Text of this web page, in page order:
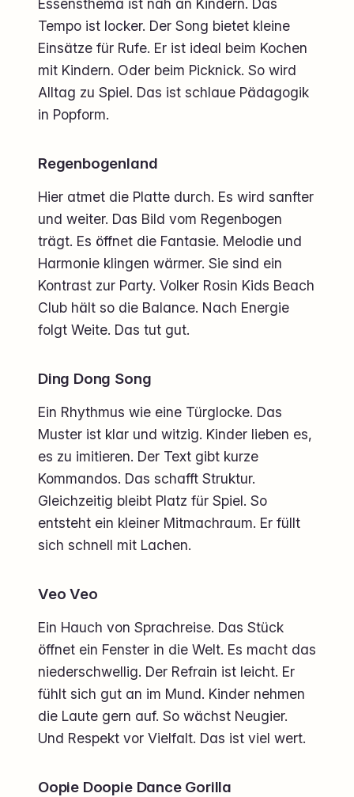
Essensthema ist nah an Kindern. Das
Tempo ist locker. Der Song bietet kleine
Einsätze für Rufe. Er ist ideal beim Kochen
mit Kindern. Oder beim Picknick. So wird
Alltag zu Spiel. Das ist schlaue Pädagogik
in Popform.
Regenbogenland
Hier atmet die Platte durch. Es wird sanfter
und weiter. Das Bild vom Regenbogen
trägt. Es öffnet die Fantasie. Melodie und
Harmonie klingen wärmer. Sie sind ein
Kontrast zur Party. Volker Rosin Kids Beach
Club hält so die Balance. Nach Energie
folgt Weite. Das tut gut.
Ding Dong Song
Ein Rhythmus wie eine Türglocke. Das
Muster ist klar und witzig. Kinder lieben es,
es zu imitieren. Der Text gibt kurze
Kommandos. Das schafft Struktur.
Gleichzeitig bleibt Platz für Spiel. So
entsteht ein kleiner Mitmachraum. Er füllt
sich schnell mit Lachen.
Veo Veo
Ein Hauch von Sprachreise. Das Stück
öffnet ein Fenster in die Welt. Es macht das
niederschwellig. Der Refrain ist leicht. Er
fühlt sich gut an im Mund. Kinder nehmen
die Laute gern auf. So wächst Neugier.
Und Respekt vor Vielfalt. Das ist viel wert.
Oopie Doopie Dance Gorilla